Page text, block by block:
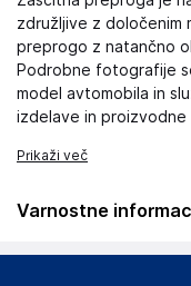
združljive z določenim
preprogo z natančno
Podrobne fotografije
model avtomobila in
izdelave in
Prikaži več
Varnostne
Podatki o proizvajalcu